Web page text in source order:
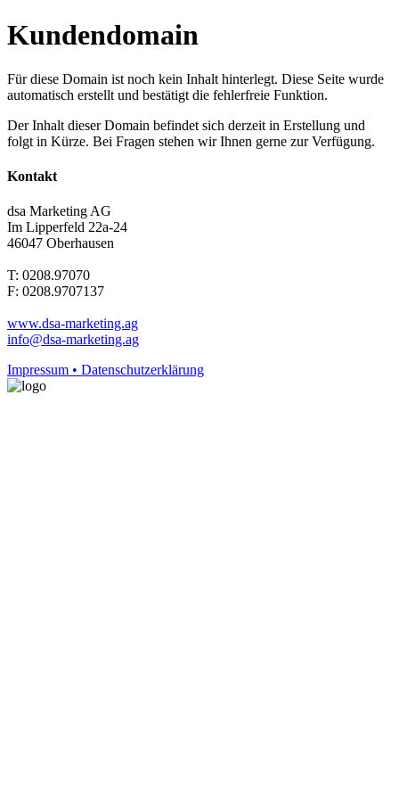
Kundendomain
Für diese Domain ist noch kein Inhalt hinterlegt. Diese Seite wurde
automatisch erstellt und bestätigt die fehlerfreie Funktion.
Der Inhalt dieser Domain befindet sich derzeit in Erstellung und
folgt in Kürze. Bei Fragen stehen wir Ihnen gerne zur Verfügung.
Kontakt
dsa Marketing AG
Im Lipperfeld 22a-24
46047 Oberhausen
T: 0208.97070
F: 0208.9707137
www.dsa-marketing.ag
info@dsa-marketing.ag
Impressum • Datenschutzerklärung